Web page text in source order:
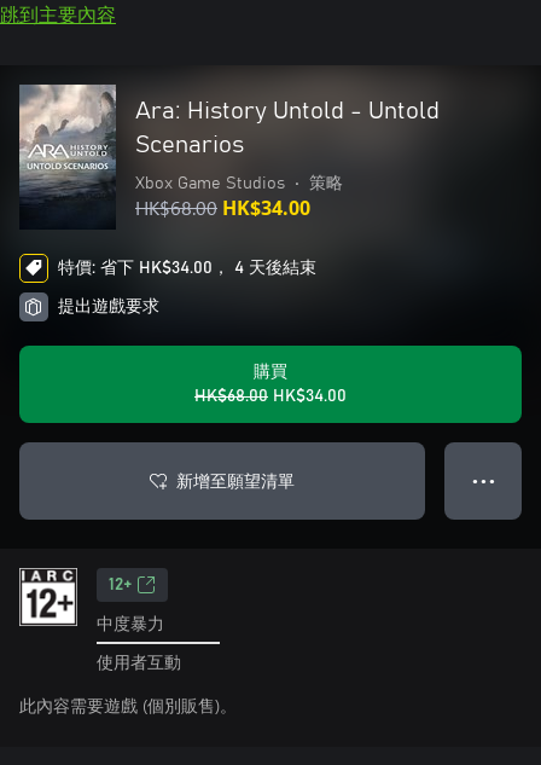
跳到主要內容
Ara: History Untold - Untold
Scenarios
Xbox Game Studios • 策略
HK$68.00 HK$34.00
特價: 省下 HK$34.00， 4 天後結束
提出遊戲要求
購買
HK$68.00 HK$34.00
新增至願望清單 ● ● ●
12+
中度暴力
使用者互動
此內容需要遊戲 (個別販售)。